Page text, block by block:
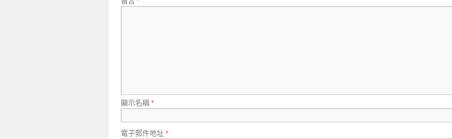
顯示名稱*
電子郵件地址*